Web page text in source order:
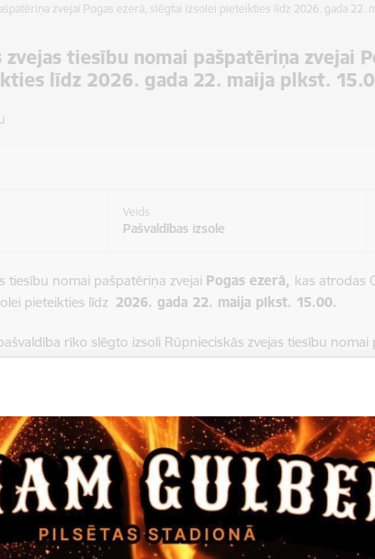
zvejai Pogas ezerā, slēgtai izsolei pieteikties līdz 2026. gada 22.
zvejas tiesību nomai pašpatēriņa zvejai
līdz 2026. gada 22. maija plkst.
Veids
Pašvaldības izsole
tiesību nomai pašpatēriņa zvejai Pogas ezerā, kas atrodas
pieteikties līdz 2026. gada 22. maija plkst. 15.00.
rīko slēgto izsoli Rūpnieciskās zvejas tiesību nomai
novada Stāmerienas pagastā.
Gulbenes novada pašvaldības
novadā, 2. stāva sanāksmju zālē.
fiziska persona, kuralīdz 2026. gada 24. aprīlim ir
zvejas tiesību nomu pašpatēriņa zvejai Pogas
izsolē var iesniegt, sākot no sludinājuma
www.gulbene.lv , līdz2026. gada 22. maija plkst.